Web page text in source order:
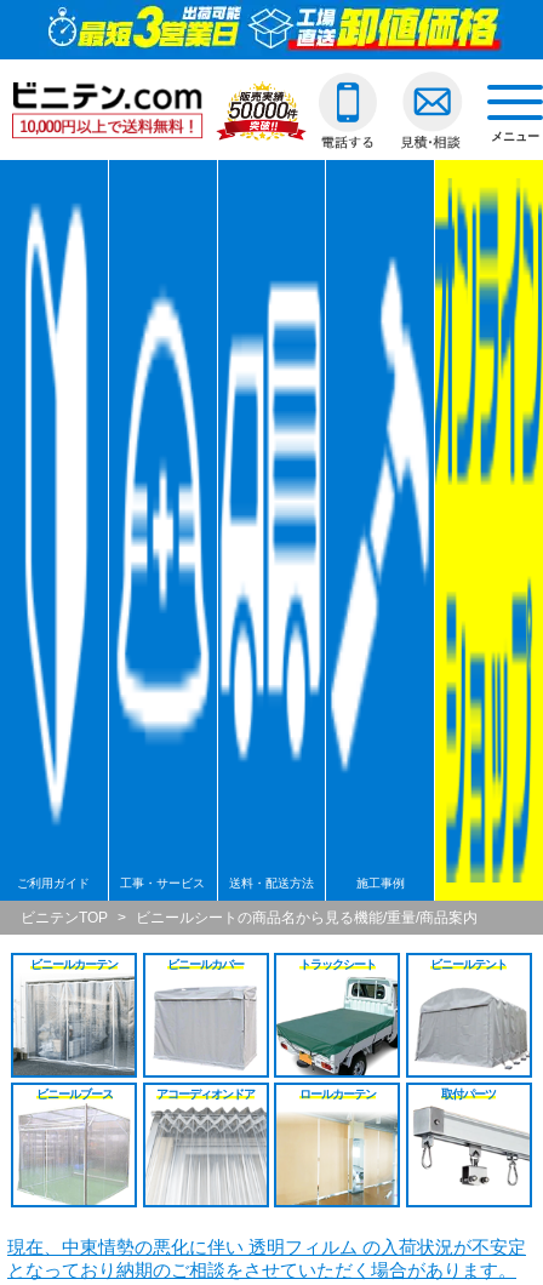
メニュー
ご利用ガイド 工事・サービス 送料・配送方法 施工事例
ビニテンTOP > ビニールシートの商品名から見る機能/重量/商品案内
ビニールカーテン ビニールカバー トラックシート ビニールテント
ビニールブース アコーディオンドア ロールカーテン 取付パーツ
現在、中東情勢の悪化に伴い 透明フィルム の入荷状況が不安定
となっており納期のご相談をさせていただく場合があります。
ビニールカーテン 透明ビニールカーテン
糸入ビニールカーテン
ターポリンビニール
パワーシートビニー
ターポリンメッシュ
不燃ターポリンビニ
耐熱ビニールカーテン
溶接遮光ビニールカ
オプション加工一覧
戻る
ジャバラビニールカーテン
透明ジャバラビニー
糸入りジャバラビニ
ターポリンジャバラ
コンビネーションジ
不燃ターポリンジャ
戻る
のれんカーテン式
のれんカーテン式ビ
のれんカーテン可動
戻る
ロールスクリーン
透明ロールスクリーン
透明糸入りロールス
ターポリンロールス
不燃ターポリンロー
透明電動ロールスク
糸入透明電動ロール
ターポリン電動ロー
不燃ターポリン電動
屋外/野外用ロールス
戻る
アコーディオンドア
透明アコーディオン
糸入アコーディオン
ターポリンアコーデ
不燃ターポリンアコ
ネットカーテン網
ネットカーテン/網
戻る
大型カーテンレール
D30スチール製
D30アルミ製
D30ステンレス製
D30隙間シートレール
D40スチール製
D40アルミ製
D40ステンレス製
D40隙間シートレール
XGレール
HGレール
ベンダーレール
その他部品関連
戻る
間仕切ポールスリム
間仕切ポール押さえ
間仕切ポールHGタイ
間仕切ポールXGタイ
間仕切ポールネット用
戻る
透明ビニールカバー
糸入りビニールカバー
合繊帆布ビニールカ
パワーシートビニー
ターポリンビニール
オプション加工
戻る
透明ビニールシート
糸入りビニールシート
合繊帆布ビニールシ
パワーシートビニー
ターポリンビニール
オプション加工
戻る
原反カット販売
透明フィルム原反・
糸入フィルム原反・
ターポリン原反・カ
帯電防止ターポリン
ターポリンメッシュ
パワーシート原反・
不燃ターポリン原反
耐熱シート原反・カ
溶接遮光シート原反
のれんカーテン原反
のれんカーテン可動
戻る
ご利用ガイド
他社との違い
ご注文の流れ
送料・配送方法
各種納期
返品・交換
お支払い方法
パートナー募集